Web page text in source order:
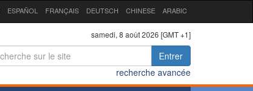
ESPAÑOL FRANÇAIS DEUTSCH CHINESE ARABIC
samedi, 8 août 2026 [GMT +1]
Entrer
recherche avancée